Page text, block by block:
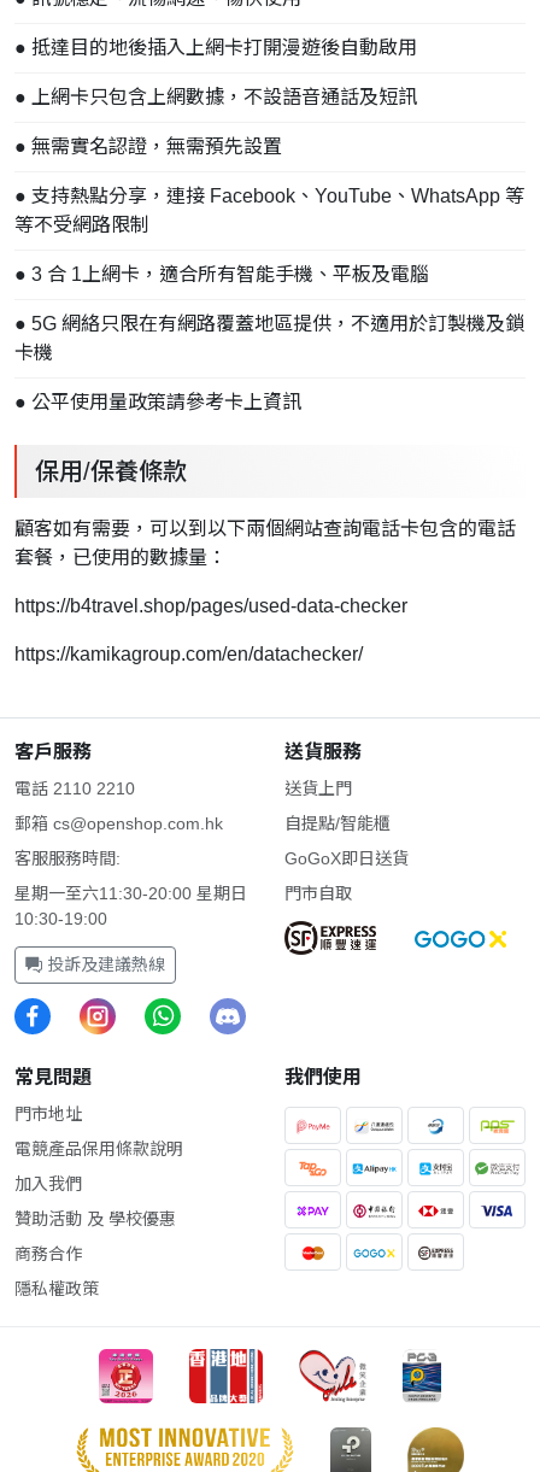
● 抵達目的地後插入上網卡打開漫遊後自動啟用
● 上網卡只包含上網數據，不設語音通話及短訊
● 無需實名認證，無需預先設置
● 支持熱點分享，連接 Facebook、YouTube、WhatsApp 等
等不受網路限制
● 3 合 1上網卡，適合所有智能手機、平板及電腦
● 5G 網絡只限在有網路覆蓋地區提供，不適用於訂製機及鎖
卡機
● 公平使用量政策請參考卡上資訊
保用/保養條款
顧客如有需要，可以到以下兩個網站查詢電話卡包含的電話
套餐，已使用的數據量：
https://b4travel.shop/pages/used-data-checker
https://kamikagroup.com/en/datachecker/
客戶服務
電話 2110 2210
郵箱 cs@openshop.com.hk
客服服務時間:
星期一至六11:30-20:00 星期日
10:30-19:00
投訴及建議熱線
送貨服務
送貨上門
自提點/智能櫃
GoGoX即日送貨
門市自取
常見問題
門市地址
電競產品保用條款說明
加入我們
贊助活動 及 學校優惠
商務合作
隱私權政策
我們使用